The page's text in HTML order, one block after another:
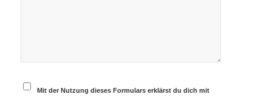
Mit der Nutzung dieses Formulars erklärst du dich mit